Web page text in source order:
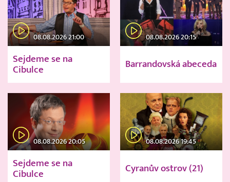
08.08.2026 21:00
Sejdeme se na
Cibulce
08.08.2026 20:15
Barrandovská abeceda
08.08.2026 20:05
Sejdeme se na
Cibulce
08.08.2026 19:45
Cyranův ostrov (21)